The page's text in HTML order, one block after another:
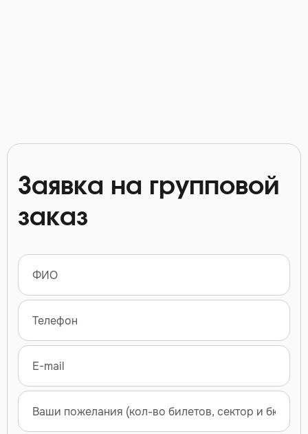
Заявка на групповой
заказ